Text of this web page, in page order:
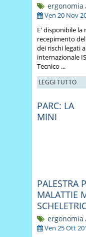
ergonomia ,
Ven 20 Nov
E' disponibile la
recepimento
dei rischi legati
internazionale
Tecnico ...
LEGGI TUTTO
PARC: LA
MINI
PALESTRA
MALATTIE
ergonomia ,
Ven 25 Ott